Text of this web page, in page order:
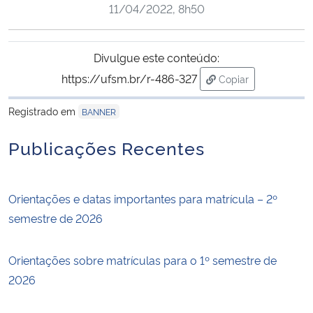
Ministério de Minas e Energia
Ministério do Meio Ambiente
Ministério do Turismo
Controladoria-Geral da União
11/04/2022, 8h50
Divulgue este conteúdo:
https://ufsm.br/r-486-327
Copiar
para área de
Registrado em
BANNER
Publicações Recentes
Orientações e datas importantes para matrícula – 2º
semestre de 2026
Orientações sobre matrículas para o 1º semestre de
2026